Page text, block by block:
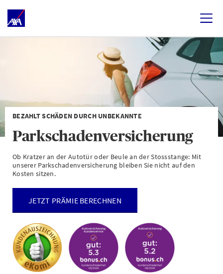
BEZAHLT SCHÄDEN DURCH UNBEKANNTE
Parkschadenversicherung
Ob Kratzer an der Autotür oder Beule an der Stossstange: Mit
unserer Parkschadenversicherung bleiben Sie nicht auf den
Kosten sitzen.
JETZT PRÄMIE BERECHNEN